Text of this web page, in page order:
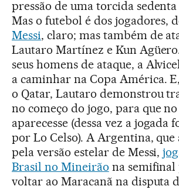
pressão de uma torcida
Mas o futebol é dos jogadores,
Messi, claro; mas também de
Lautaro Martínez e Kun
seus homens de ataque, a
a caminhar na Copa América.
o Qatar, Lautaro demonstrou
no começo do jogo, para que
aparecesse (dessa vez a jogada
por Lo Celso). A Argentina, que
pela versão estelar de Messi,
Brasil no Mineirão na
voltar ao Maracanã na disputa